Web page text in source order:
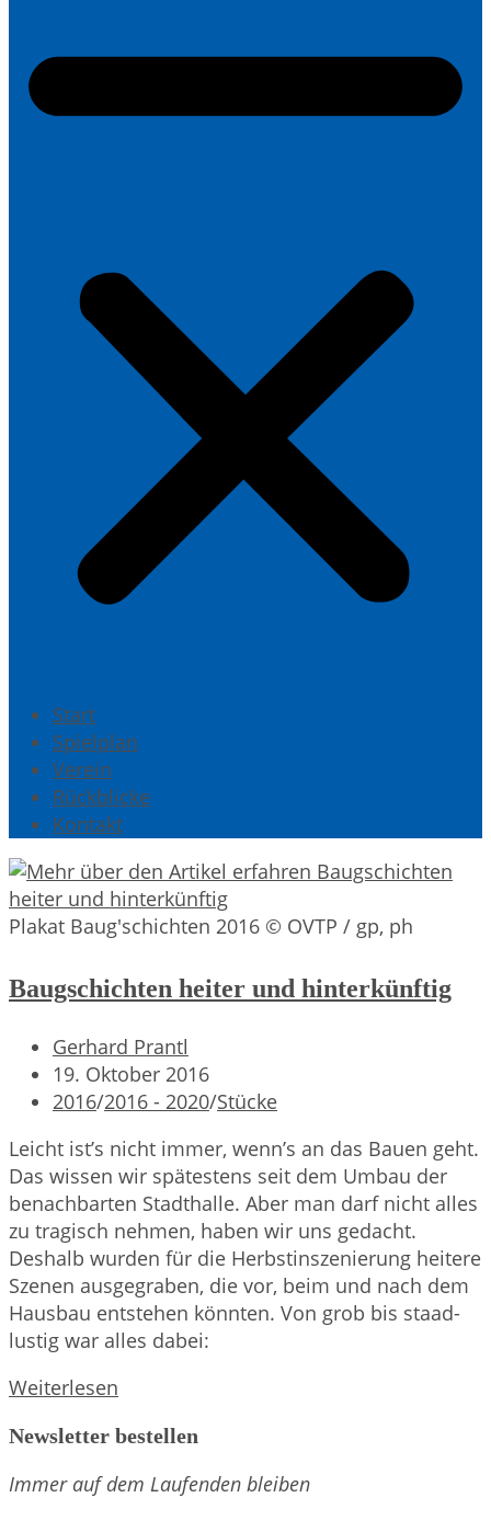
Start
Spielplan
Verein
Rückblicke
Kontakt
Plakat Baug'schichten 2016 © OVTP / gp, ph
Baugschichten heiter und hinterkünftig
Beitrags-
Autor:
Gerhard Prantl
Beitrag
veröffentlicht:
19. Oktober 2016
Beitrags-
2016/2016 - 2020/Stücke
Leicht ist’s nicht immer, wenn’s an das Bauen geht.
Das wissen wir spätestens seit dem Umbau der
benachbarten Stadthalle. Aber man darf nicht alles
zu tragisch nehmen, haben wir uns gedacht.
Deshalb wurden für die Herbstinszenierung heitere
Szenen ausgegraben, die vor, beim und nach dem
Hausbau entstehen könnten. Von grob bis staad-
lustig war alles dabei:
Weiterlesen
und
Newsletter bestellen
Immer auf dem Laufenden bleiben